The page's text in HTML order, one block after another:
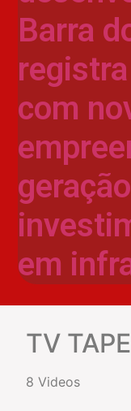
Barra
com
em
TV
8 Videos